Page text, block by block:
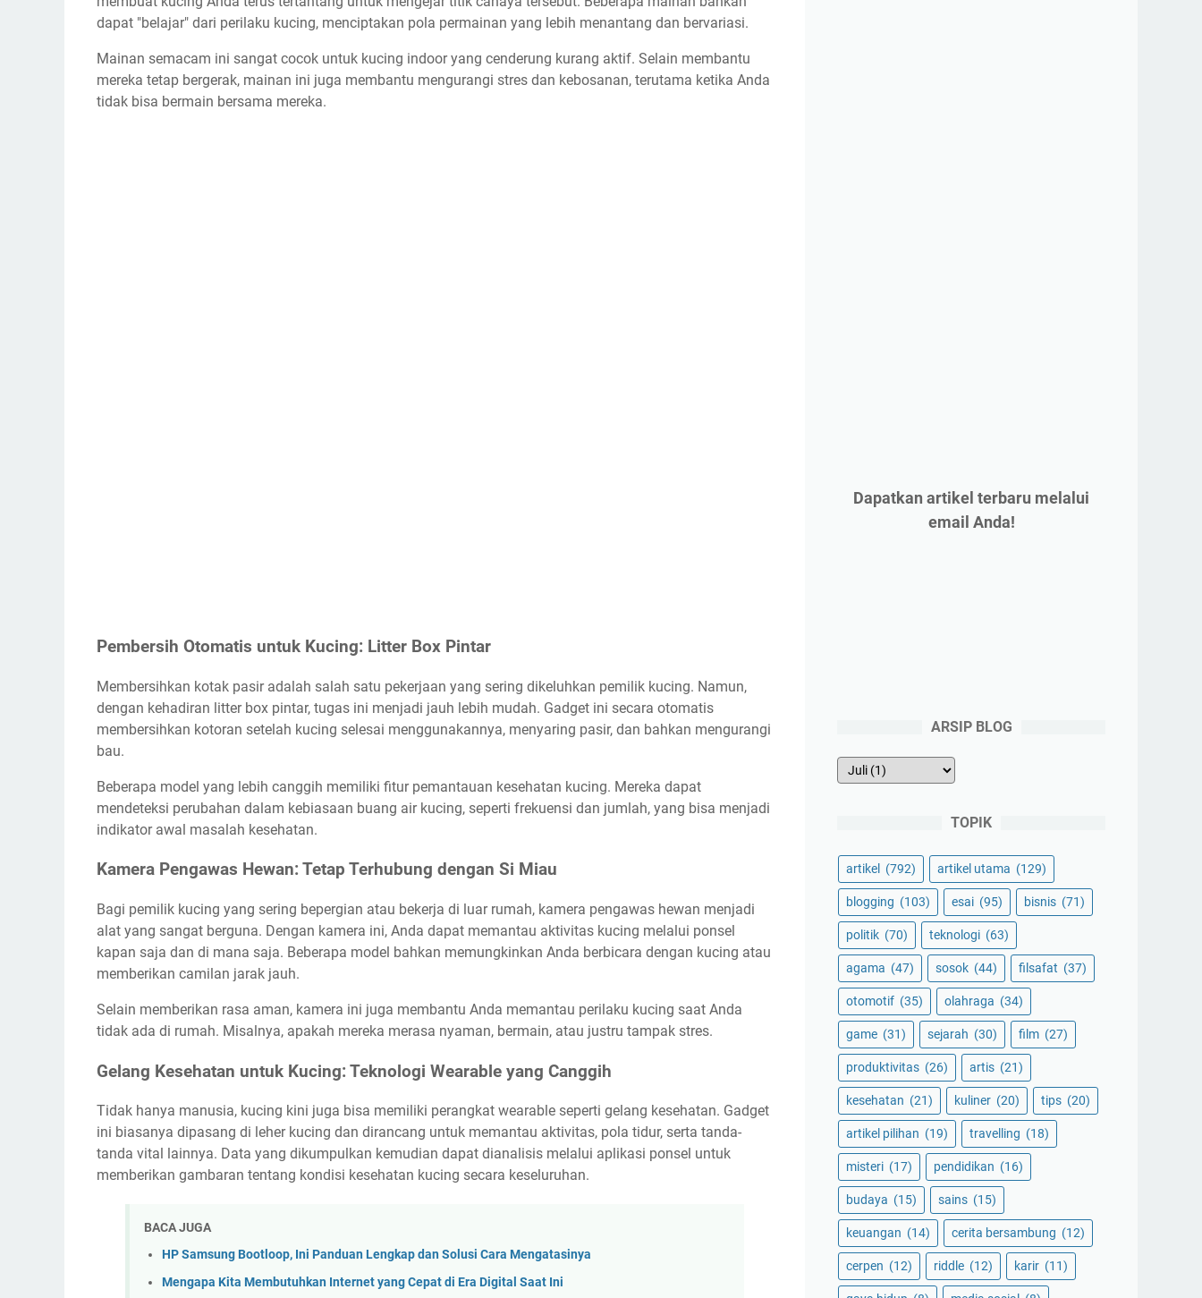
dapat "belajar" dari perilaku kucing, menciptakan pola permainan yang lebih menantang dan bervariasi.
Mainan semacam ini sangat cocok untuk kucing indoor yang cenderung kurang aktif. Selain membantu
mereka tetap bergerak, mainan ini juga membantu mengurangi stres dan kebosanan, terutama ketika Anda
tidak bisa bermain bersama mereka.
Pembersih Otomatis untuk Kucing: Litter Box Pintar
Membersihkan kotak pasir adalah salah satu pekerjaan yang sering dikeluhkan pemilik kucing. Namun,
dengan kehadiran litter box pintar, tugas ini menjadi jauh lebih mudah. Gadget ini secara otomatis
membersihkan kotoran setelah kucing selesai menggunakannya, menyaring pasir, dan bahkan mengurangi
bau.
Beberapa model yang lebih canggih memiliki fitur pemantauan kesehatan kucing. Mereka dapat
mendeteksi perubahan dalam kebiasaan buang air kucing, seperti frekuensi dan jumlah, yang bisa menjadi
indikator awal masalah kesehatan.
Kamera Pengawas Hewan: Tetap Terhubung dengan Si Miau
Bagi pemilik kucing yang sering bepergian atau bekerja di luar rumah, kamera pengawas hewan menjadi
alat yang sangat berguna. Dengan kamera ini, Anda dapat memantau aktivitas kucing melalui ponsel
kapan saja dan di mana saja. Beberapa model bahkan memungkinkan Anda berbicara dengan kucing atau
memberikan camilan jarak jauh.
Selain memberikan rasa aman, kamera ini juga membantu Anda memantau perilaku kucing saat Anda
tidak ada di rumah. Misalnya, apakah mereka merasa nyaman, bermain, atau justru tampak stres.
Gelang Kesehatan untuk Kucing: Teknologi Wearable yang Canggih
Tidak hanya manusia, kucing kini juga bisa memiliki perangkat wearable seperti gelang kesehatan. Gadget
ini biasanya dipasang di leher kucing dan dirancang untuk memantau aktivitas, pola tidur, serta tanda-
tanda vital lainnya. Data yang dikumpulkan kemudian dapat dianalisis melalui aplikasi ponsel untuk
memberikan gambaran tentang kondisi kesehatan kucing secara keseluruhan.
BACA JUGA
HP Samsung Bootloop, Ini Panduan Lengkap dan Solusi Cara Mengatasinya
Mengapa Kita Membutuhkan Internet yang Cepat di Era Digital Saat Ini
Dapatkan artikel terbaru melalui
email Anda!
ARSIP BLOG
TOPIK
artikel (792) artikel utama (129)
blogging (103) esai (95) bisnis (71)
politik (70) teknologi (63)
agama (47) sosok (44) filsafat (37)
otomotif (35) olahraga (34)
game (31) sejarah (30) film (27)
produktivitas (26) artis (21)
kesehatan (21) kuliner (20) tips (20)
artikel pilihan (19) travelling (18)
misteri (17) pendidikan (16)
budaya (15) sains (15)
keuangan (14) cerita bersambung (12)
cerpen (12) riddle (12) karir (11)